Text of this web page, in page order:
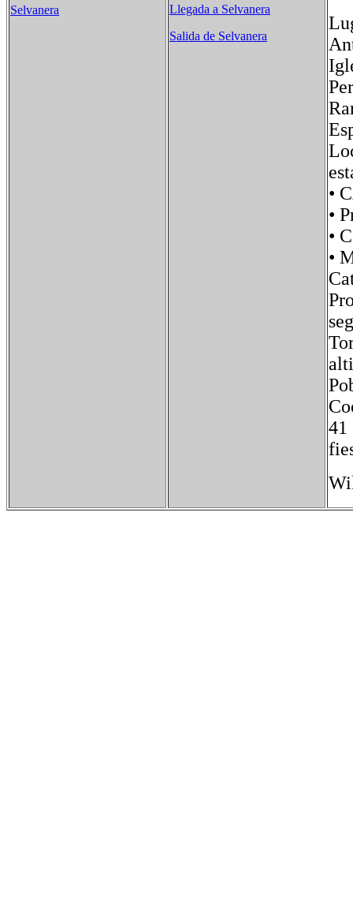
Selvanera
Llegada a Selvanera
Salida de Selvanera
•
•
•
•
41